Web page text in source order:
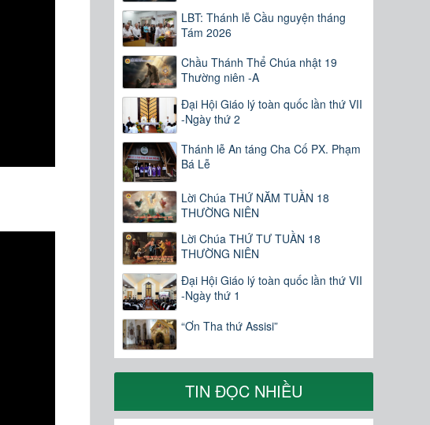
LBT: Thánh lễ Cầu nguyện tháng
Tám 2026
Chầu Thánh Thể Chúa nhật 19
Thường niên -A
Đại Hội Giáo lý toàn quốc lần thứ VII
-Ngày thứ 2
Thánh lễ An táng Cha Cố PX. Phạm
Bá Lễ
Lời Chúa THỨ NĂM TUẦN 18
THƯỜNG NIÊN
Lời Chúa THỨ TƯ TUẦN 18
THƯỜNG NIÊN
Đại Hội Giáo lý toàn quốc lần thứ VII
-Ngày thứ 1
“Ơn Tha thứ Assisi”
TIN ĐỌC NHIỀU